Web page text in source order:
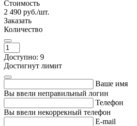
Стоимость
2 490 руб./шт.
Заказать
Количество
Доступно: 9
Достигнут лимит
Ваше имя
Вы ввели неправильный логин
Телефон
Вы ввели некоррекный телефон
E-mail